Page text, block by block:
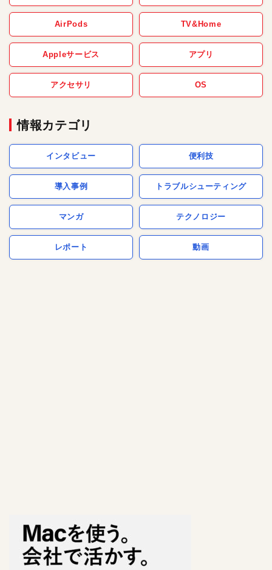
AirPods TV&Home
Appleサービス アプリ
アクセサリ OS
情報カテゴリ
インタビュー 便利技
導入事例 トラブルシューティング
マンガ テクノロジー
レポート 動画